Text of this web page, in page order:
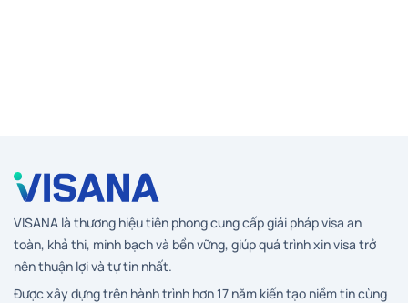
VISANA là thương hiệu tiên phong cung cấp giải pháp visa an
toàn, khả thi, minh bạch và bền vững, giúp quá trình xin visa trở
nên thuận lợi và tự tin nhất.
Được xây dựng trên hành trình hơn 17 năm kiến tạo niềm tin cùng